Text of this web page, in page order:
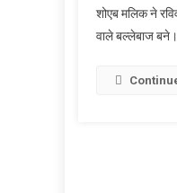
शोएब मलिक ने
वाले बल्लेबाज बने।